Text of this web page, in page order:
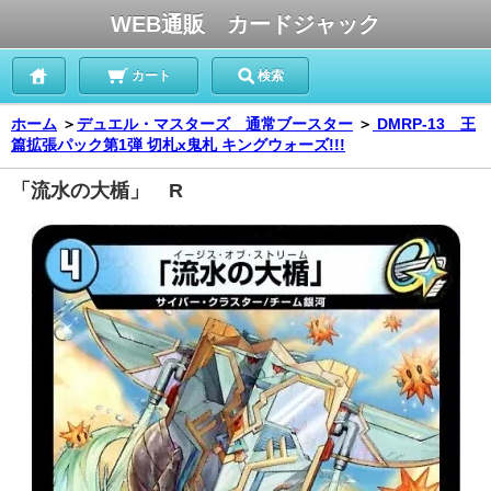
WEB通販 カードジャック
カート 検索
ホーム ＞デュエル・マスターズ 通常ブースター ＞ DMRP-13 王
篇拡張パック第1弾 切札x鬼札 キングウォーズ!!!
「流水の大楯」 R